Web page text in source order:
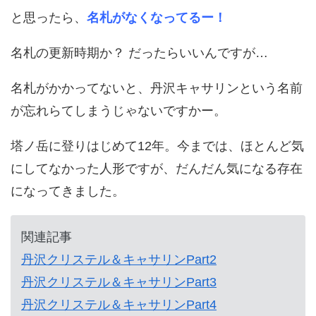
と思ったら、 名札がなくなってるー！
名札の更新時期か？ だったらいいんですが…
名札がかかってないと、丹沢キャサリンという名前
が忘れらてしまうじゃないですかー。
塔ノ岳に登りはじめて12年。今までは、ほとんど気
にしてなかった人形ですが、だんだん気になる存在
になってきました。
関連記事
丹沢クリステル＆キャサリンPart2
丹沢クリステル＆キャサリンPart3
丹沢クリステル＆キャサリンPart4